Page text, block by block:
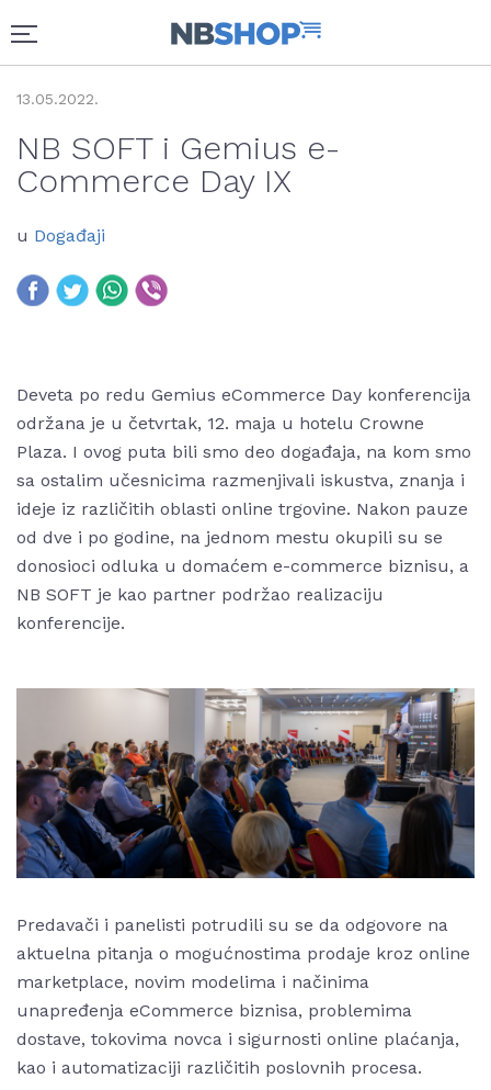
13.05.2022.
NB SOFT i Gemius e-
Commerce Day IX
u Događaji
Deveta po redu Gemius eCommerce Day konferencija
održana je u četvrtak, 12. maja u hotelu Crowne
Plaza. I ovog puta bili smo deo događaja, na kom smo
sa ostalim učesnicima razmenjivali iskustva, znanja i
ideje iz različitih oblasti online trgovine. Nakon pauze
od dve i po godine, na jednom mestu okupili su se
donosioci odluka u domaćem e-commerce biznisu, a
NB SOFT je kao partner podržao realizaciju
konferencije.
Predavači i panelisti potrudili su se da odgovore na
aktuelna pitanja o mogućnostima prodaje kroz online
marketplace, novim modelima i načinima
unapređenja eCommerce biznisa, problemima
dostave, tokovima novca i sigurnosti online plaćanja,
kao i automatizaciji različitih poslovnih procesa.